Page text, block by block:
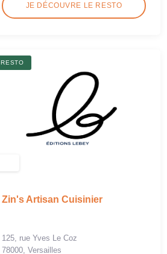
JE DÉCOUVRE LE RESTO
RESTO
Zin's Artisan Cuisinier
125, rue Yves Le Coz
78000, Versailles